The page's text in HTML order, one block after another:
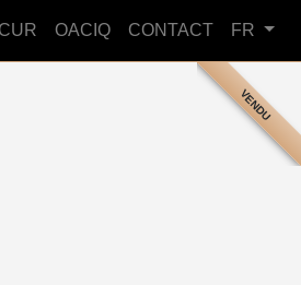
OACIQ CONTACT FR
VENDU